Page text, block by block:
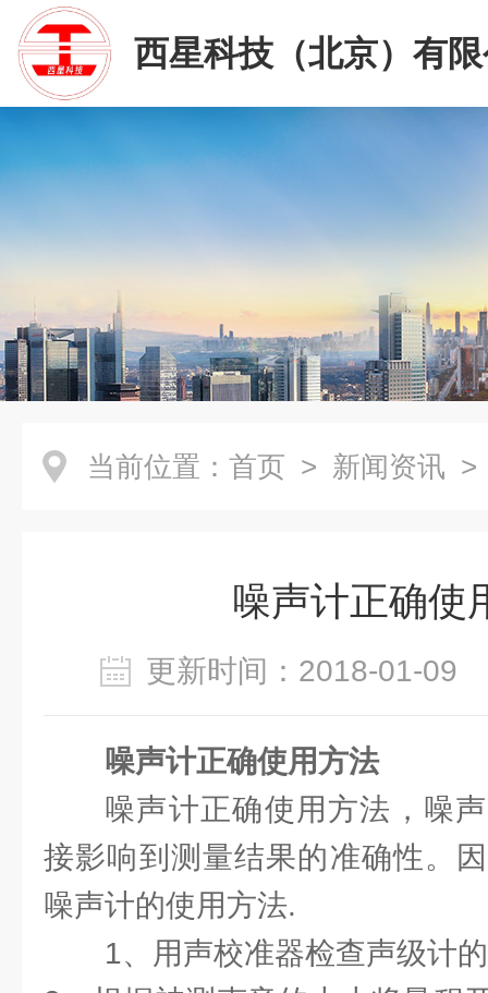
西星科技（北京）有
当前位置： 首页 > 新闻资讯 >
噪声计正确使
更新时间：2018-01-
噪声计正确使用方法
噪声计正确使用方法，噪
接影响到测量结果的准确性。
噪声计的使用方法.
1、用声校准器检查声级计